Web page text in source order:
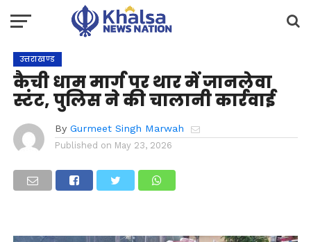
उत्तराखण्ड
कैची धाम मार्ग पर थार में जानलेवा
स्टंट, पुलिस ने की चालानी कार्रवाई
By Gurmeet Singh Marwah
Published on May 23, 2026